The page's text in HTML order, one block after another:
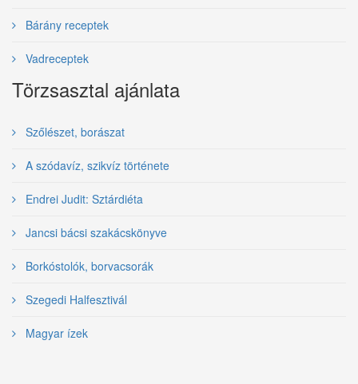
Bárány receptek
Vadreceptek
Törzsasztal ajánlata
Szőlészet, borászat
A szódavíz, szikvíz története
Endrei Judit: Sztárdiéta
Jancsi bácsi szakácskönyve
Borkóstolók, borvacsorák
Szegedi Halfesztivál
Magyar ízek